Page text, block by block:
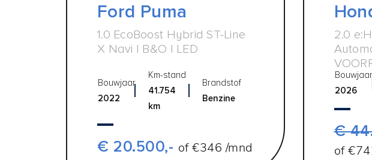
Ford Puma
1.0 EcoBoost Hybrid ST-Line
X Navi | B&O | LED
Bouwjaar
2022
Km-stand
41.754
km
Brandstof
Benzine
€ 20.500,- of €346 /mnd
2.0
Bouwjaar
2026
€
of